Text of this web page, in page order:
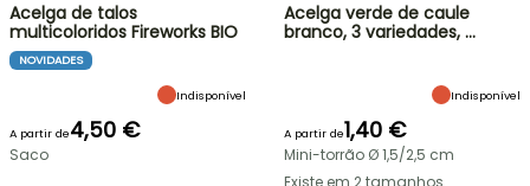
Acelga de talos
multicoloridos Fireworks BIO
NOVIDADES
Indisponível
A partir de4,50 €
Saco
Acelga verde de caule
branco, 3 variedades, …
Indisponível
A partir de1,40 €
Mini-torrão Ø 1,5/2,5 cm
Existe em 2 tamanhos